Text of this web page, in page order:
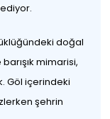
doğal
mimarisi,
Göl içerindeki
şehrin